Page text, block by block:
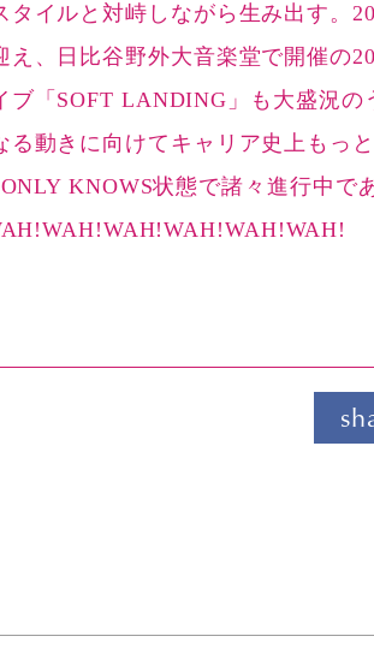
タイルと対峙しながら生み出す。
え、日比谷野外大音楽堂で開催の
ブ「SOFT LANDING」も大盛況の
る動きに向けてキャリア史上もっ
KNOWS状態で諸々進行中で